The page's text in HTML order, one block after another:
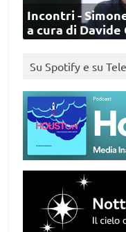
Incontri -
a cura di
Su Spotify e su